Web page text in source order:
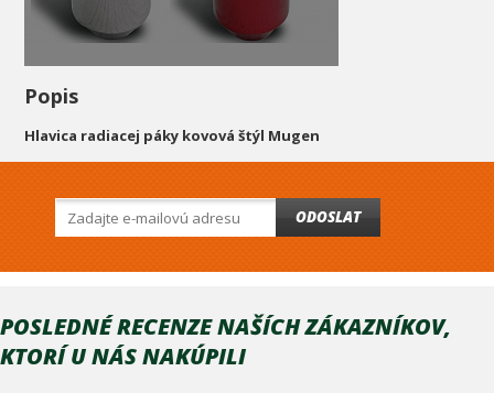
Popis
Hlavica radiacej páky kovová štýl Mugen
ODOSLAT
POSLEDNÉ RECENZE NAŠÍCH ZÁKAZNÍKOV,
KTORÍ U NÁS NAKÚPILI